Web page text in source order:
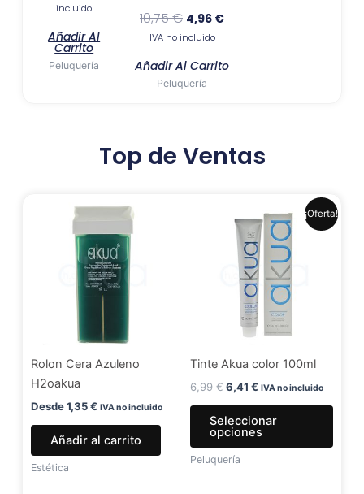
incluido
Añadir Al
Carrito
Peluquería
10,75€ 4,96 €
IVA no incluido
Añadir Al Carrito
Peluquería
Top de Ventas
Rolon Cera Azuleno
H2oakua
Desde1,35€ IVA no incluido
Añadir al carrito
Estética
¡Oferta!
Tinte Akua color 100ml
6,99€
precio
original
era:
6,99 €.
6,41 €
precio
actual
es:
6,41 €.
IVA no incluido
Seleccionar
opciones
Este
en
Peluquería